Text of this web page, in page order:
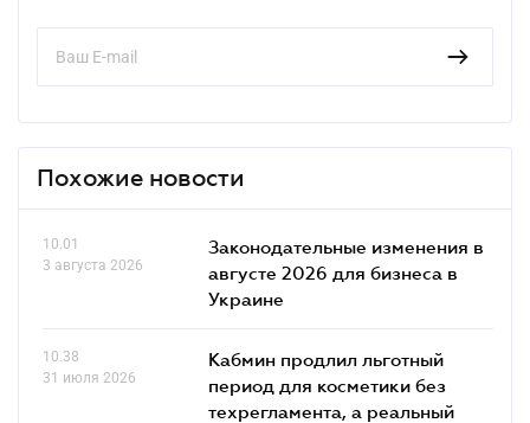
Похожие новости
10.01
3 августа 2026
Законодательные изменения в
августе 2026 для бизнеса в
Украине
10.38
31 июля 2026
Кабмин продлил льготный
период для косметики без
техрегламента, а реальный